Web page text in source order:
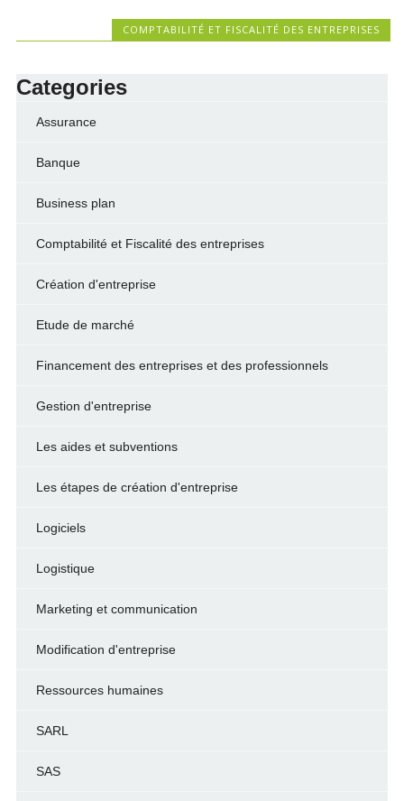
COMPTABILITÉ ET FISCALITÉ DES ENTREPRISES
Categories
Assurance
Banque
Business plan
Comptabilité et Fiscalité des entreprises
Création d'entreprise
Etude de marché
Financement des entreprises et des professionnels
Gestion d'entreprise
Les aides et subventions
Les étapes de création d'entreprise
Logiciels
Logistique
Marketing et communication
Modification d'entreprise
Ressources humaines
SARL
SAS